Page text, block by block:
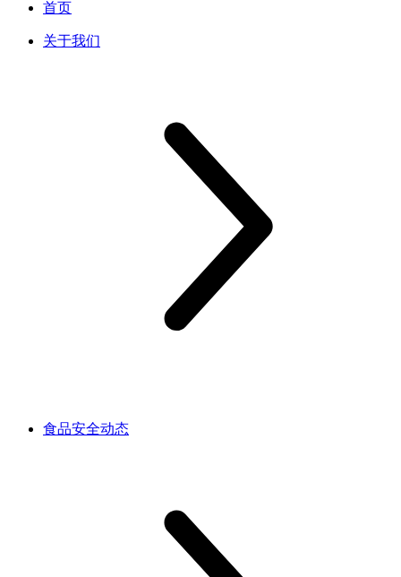
首页
关于我们
食品安全动态